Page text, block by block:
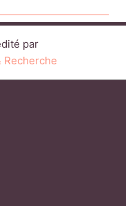
par
Recherche